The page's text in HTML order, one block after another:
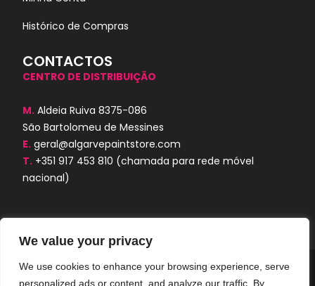
We value your privacy
We use cookies to enhance your browsing experience, serve
personalized ads or content, and analyze our traffic. By
Histórico de Compras
CONTACTOS
CENTRO DE DISTRIBUIÇÃO
M. Aldeia Ruiva 8375-086
São Bartolomeu de Messines
E. geral@algarvepaintstore.com
T. +351 917 453 810 (chamada para rede móvel
nacional)
Algarve Paint Store © 2024. Todos os